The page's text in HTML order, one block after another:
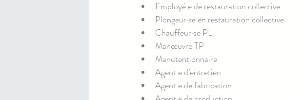
Employé·e de restauration collective
Plongeur·se en restauration collective
Chauffeur·se PL
Manœuvre TP
Manutentionnaire
Agent·e d’entretien
Agent·e de fabrication